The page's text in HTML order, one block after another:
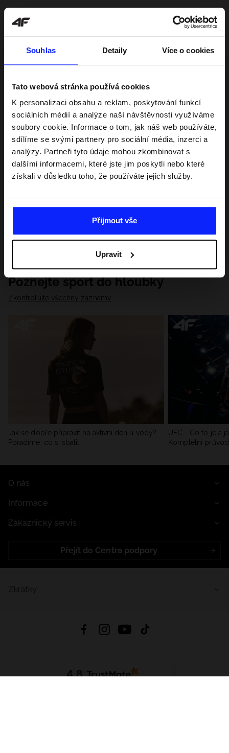
Souhlas Detaily Více o cookies
Tato webová stránka používá cookies
K personalizaci obsahu a reklam, poskytování funkcí
sociálních médií a analýze naší návštěvnosti využíváme
soubory cookie. Informace o tom, jak náš web používáte,
sdílíme se svými partnery pro sociální média, inzerci a
analýzy. Partneři tyto údaje mohou zkombinovat s
dalšími informacemi, které jste jim poskytli nebo které
získali v důsledku toho, že používáte jejich služby.
Přijmout vše
Upravit
Poznejte sport do hloubky
Zkontrolujte všechny záznamy
Jak se dobře připravit na aktivní den u vody?
Poradíme, co si sbalit
UFC - Co to je a
Kompletní
O nás
Informace
Zákaznický servis
Přejít do Centra podpory
4.8